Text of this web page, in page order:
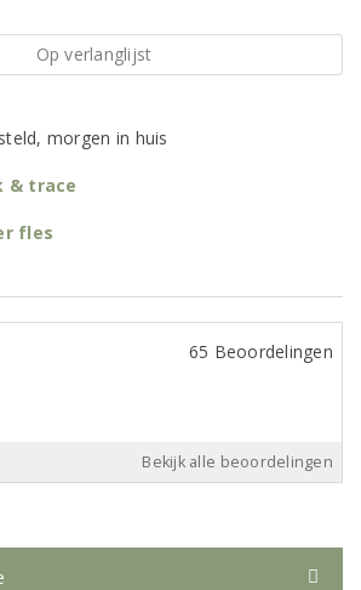
Op verlanglijst
morgen in huis
& trace
fles
65 Beoordelingen
Bekijk alle beoordelingen